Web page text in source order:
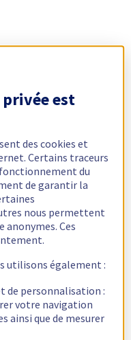
est
des cookies et
Certains traceurs
du
de garantir la
nous permettent
anonymes. Ces
utilisons également :
de personnalisation :
votre navigation
ainsi que de mesurer